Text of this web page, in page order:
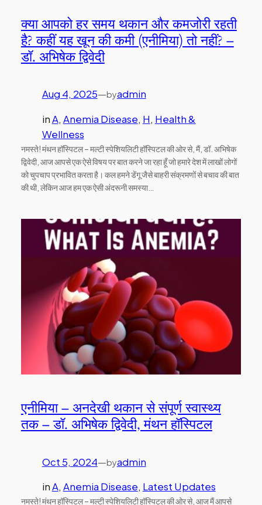
क्या आपको हर समय थकान और कमजोरी रहती
है? कहीं यह खून की कमी (एनीमिया) तो नहीं? –
डॉ. अभिषेक द्विवेदी
Aug 4, 2025—byadmin
inA, Anemia Disease, H, Health &
Wellness
नमस्ते! मंथन हॉस्पिटल – मल्टी स्पेशियलिटी हॉस्पिटल की ओर से, मैं, डॉ. अभिषेक
द्विवेदी, आज आपसे एक ऐसे विषय पर बात करने जा रहा हूँ जो हमारे देश में लाखों लोगों
को चुपचाप प्रभावित करता है। कल हमने डेंगू जैसे बाहरी संक्रमणों से बचाव की बात
की थी, लेकिन आज हम एक ऐसी अंदरूनी समस्या…
एनीमिया – अनदेखी थकान से संपूर्ण स्वास्थ्य
तक – डॉ. अभिषेक द्विवेदी, मंथन हॉस्पिटल
Oct 5, 2024—byadmin
inA, Anemia Disease, Latest Updates
नमस्ते! मंथन हॉस्पिटल – मल्टी स्पेशियलिटी हॉस्पिटल की ओर से, आज मैं आपसे